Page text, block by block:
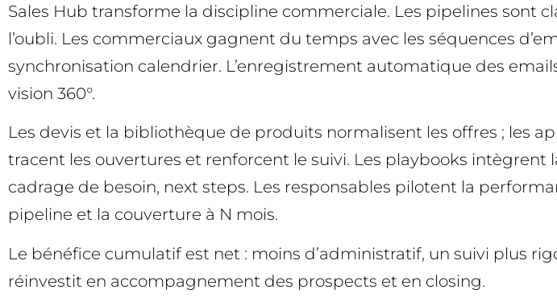
Sales Hub transforme la discipline commerciale. Les pipelines sont
l’oubli. Les commerciaux gagnent du temps avec les séquences
synchronisation calendrier. L’enregistrement automatique des
vision 360°.
Les devis et la bibliothèque de produits normalisent les offres ; les
tracent les ouvertures et renforcent le suivi. Les playbooks intègrent
cadrage de besoin, next steps. Les responsables pilotent la
pipeline et la couverture à N mois.
Le bénéfice cumulatif est net : moins d’administratif, un suivi plus
réinvestit en accompagnement des prospects et en closing.